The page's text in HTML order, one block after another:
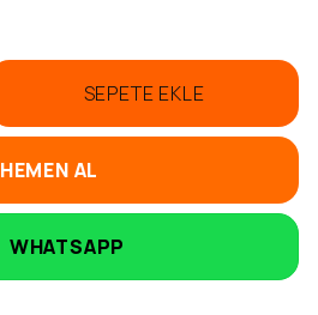
SEPETE EKLE
HEMEN AL
WHATSAPP